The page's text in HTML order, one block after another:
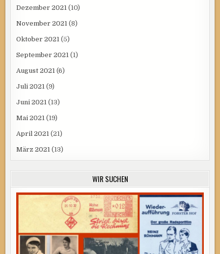
Dezember 2021 (10)
November 2021 (8)
Oktober 2021 (5)
September 2021 (1)
August 2021 (6)
Juli 2021 (9)
Juni 2021 (13)
Mai 2021 (19)
April 2021 (21)
März 2021 (13)
WIR SUCHEN